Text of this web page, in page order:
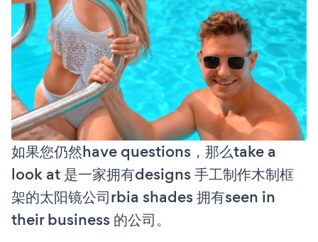
如果您仍然have questions，那么take a
look at 是一家拥有designs 手工制作木制框
架的太阳镜公司rbia shades 拥有seen in
their business 的公司。